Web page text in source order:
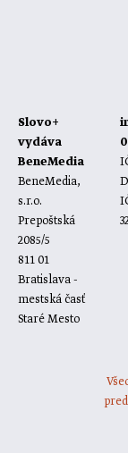
Slovo+
vydáva
BeneMedia
BeneMedia,
s.r.o.
Prepoštská
2085/5
811 01
Bratislava -
mestská časť
Staré Mesto